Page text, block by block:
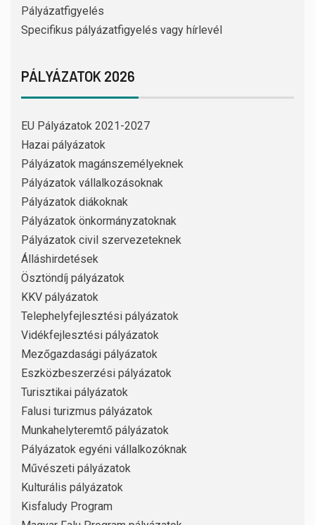
Pályázatfigyelés
Specifikus pályázatfigyelés vagy hírlevél
PÁLYÁZATOK 2026
EU Pályázatok 2021-2027
Hazai pályázatok
Pályázatok magánszemélyeknek
Pályázatok vállalkozásoknak
Pályázatok diákoknak
Pályázatok önkormányzatoknak
Pályázatok civil szervezeteknek
Álláshirdetések
Ösztöndíj pályázatok
KKV pályázatok
Telephelyfejlesztési pályázatok
Vidékfejlesztési pályázatok
Mezőgazdasági pályázatok
Eszközbeszerzési pályázatok
Turisztikai pályázatok
Falusi turizmus pályázatok
Munkahelyteremtő pályázatok
Pályázatok egyéni vállalkozóknak
Művészeti pályázatok
Kulturális pályázatok
Kisfaludy Program